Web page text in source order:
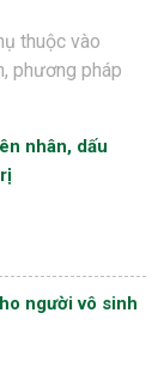
thuộc vào
phương pháp
nhân, dấu
người vô sinh